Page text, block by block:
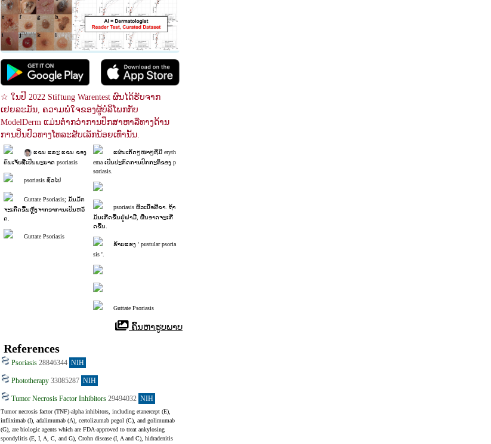
☆ ໃນປີ 2022 Stiftung Warentest ຜົນໄດ້ຮັບຈາກ
ເຢຍລະມັນ, ຄວາມພໍໃຈຂອງຜູ້ບໍລິໂພກກັບ
ModelDerm ແມ່ນຕໍ່າກວ່າການປຶກສາຫາລືທາງດ້ານ
ການປິ່ນປົວທາງໂທລະສັບເລັກນ້ອຍເທົ່ານັ້ນ.
ແຂນ ແລະ ແຂນ ຂອງ
ຄົນເຈັບທີ່ເປັນພະຍາດ psoriasis
psoriasis ທົ່ວໄປ
Guttate Psoriasis; ມັນມັກ
ຈະເກີດຂື້ນຫຼັງຈາກອາການເປັນຫວັ
ດ.
Guttate Psoriasis
ແຜ່ນເກັດໆໜາໆທີ່ມີ eryth
ema ເປັນປະກົດການປົກກະຕິຂອງ p
soriasis.
psoriasis ຜິວເນື້ອສີຂາ. ຖ້າ
ມັນເກີດຂື້ນຢູ່ຝາມື, ຜື່ນອາດຈະເກີ
ດຂື້ນ.
ຮ້າຍແຮງ ' pustular psoria
sis '.
Guttate Psoriasis
ຄົ້ນຫາຮູບພາບ
References
Psoriasis 28846344 NIH
Phototherapy 33085287 NIH
Tumor Necrosis Factor Inhibitors 29494032 NIH
Tumor necrosis factor (TNF)-alpha inhibitors, including etanercept (E),
infliximab (I), adalimumab (A), certolizumab pegol (C), and golimumab
(G), are biologic agents which are FDA-approved to treat ankylosing
spondylitis (E, I, A, C, and G), Crohn disease (I, A and C), hidradenitis